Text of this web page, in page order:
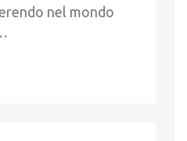
nel mondo